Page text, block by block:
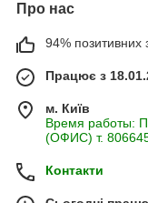
Про нас
94% позитивних з
Працює з
м. Київ
Время работы:
(ОФИС) т.
Контакти